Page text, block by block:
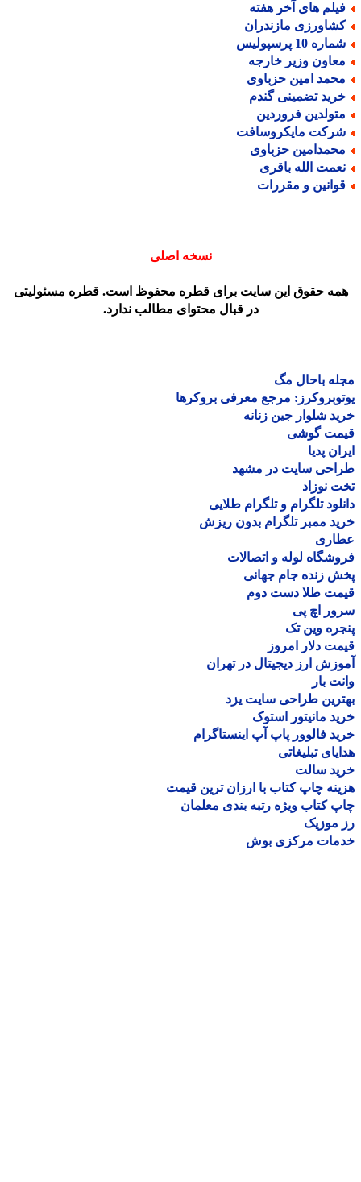
های آخر هفته
مازندران
10 پرسپولیس
وزیر خارجه
امین حزباوی
تضمینی گندم
فروردین
مایکروسافت
حزباوی
الله باقری
و مقررات
نسخه اصلی
حقوق این سایت برای قطره محفوظ است. قطره مسئولیتی
در قبال محتوای مطالب ندارد.
باحال مگ
مرجع معرفی بروکرها
شلوار جین زنانه
گوشی
پدیا
سایت در مشهد
نوزاد
تلگرام و تلگرام طلایی
ممبر تلگرام بدون ریزش
لوله و اتصالات
زنده جام جهانی
طلا دست دوم
اچ پی
وین تک
دلار امروز
ارز دیجیتال در تهران
بار
طراحی سایت یزد
مانیتور استوک
فالوور پاپ آپ اینستاگرام
تبلیغاتی
سالت
چاپ کتاب با ارزان ترین قیمت
کتاب ویژه رتبه بندی معلمان
موزیک
مرکزی بوش